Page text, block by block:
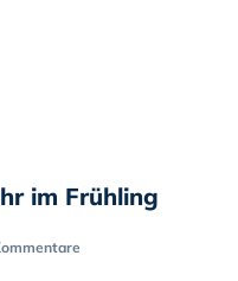
im Frühling